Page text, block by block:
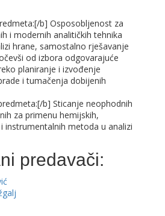
b] Osposobljenost za
i modernih analitičkih tehnika
hrane, samostalno rješavanje
od izbora odgovarajuće
planiranje i izvođenje
i tumačenja dobijenih
b] Sticanje neophodnih
za primenu hemijskih,
instrumentalnih metoda u analizi
predavači: